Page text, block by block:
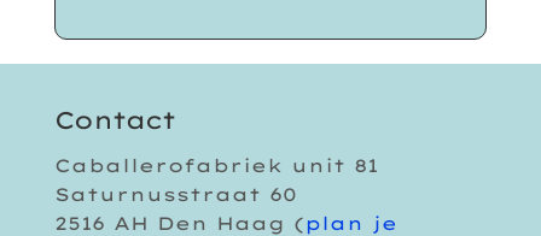
Contact
Caballerofabriek unit 81
Saturnusstraat 60
2516 AH Den Haag (plan je